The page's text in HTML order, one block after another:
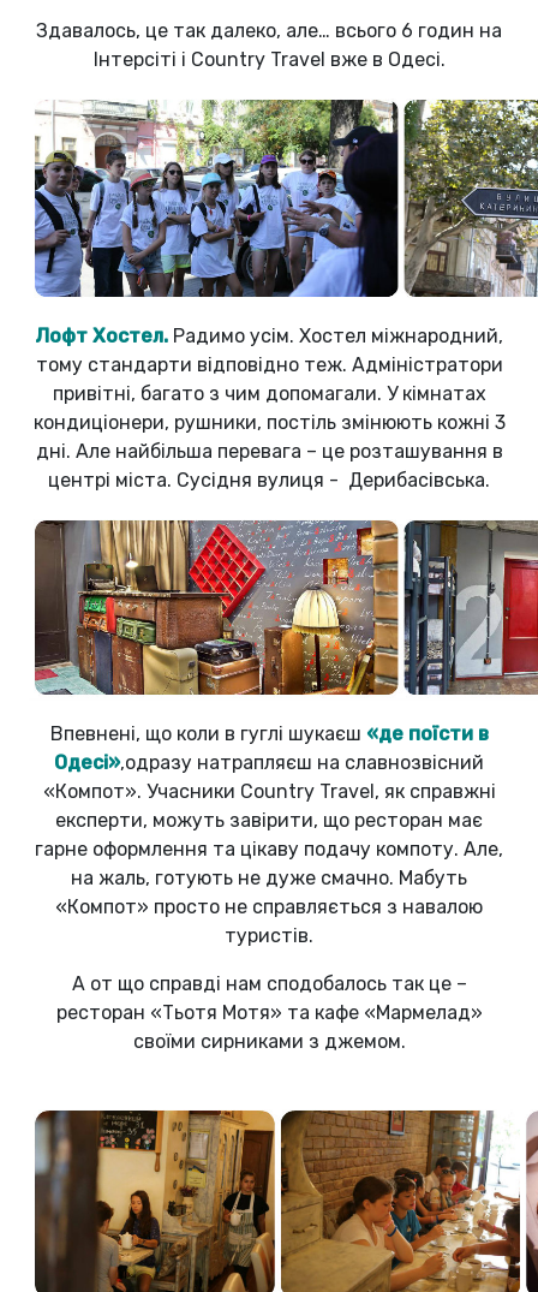
Здавалось, це так далеко, але… всього 6 годин на
Інтерсіті і Country Travel вже в Одесі.
Лофт Хостел. Радимо усім. Хостел міжнародний,
тому стандарти відповідно теж. Адміністратори
привітні, багато з чим допомагали. У кімнатах
кондиціонери, рушники, постіль змінюють кожні 3
дні. Але найбільша перевага – це розташування в
центрі міста. Сусідня вулиця - Дерибасівська.
Впевнені, що коли в гуглі шукаєш «де поїсти в
Одесі»,одразу натрапляєш на славнозвісний
«Компот». Учасники Country Travel, як справжні
експерти, можуть завірити, що ресторан має
гарне оформлення та цікаву подачу компоту. Але,
на жаль, готують не дуже смачно. Мабуть
«Компот» просто не справляється з навалою
туристів.
А от що справді нам сподобалось так це –
ресторан «Тьотя Мотя» та кафе «Мармелад»
своїми сирниками з джемом.